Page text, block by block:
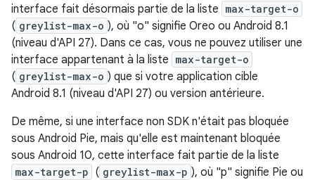
interface fait désormais partie de la liste max-target-o
( greylist-max-o ), où "o" signifie Oreo ou Android 8.1
(niveau d'API 27). Dans ce cas, vous ne pouvez utiliser une
interface appartenant à la liste max-target-o
( greylist-max-o ) que si votre application cible
Android 8.1 (niveau d'API 27) ou version antérieure.
De même, si une interface non SDK n'était pas bloquée
sous Android Pie, mais qu'elle est maintenant bloquée
sous Android 10, cette interface fait partie de la liste
max-target-p ( greylist-max-p ), où "p" signifie Pie ou